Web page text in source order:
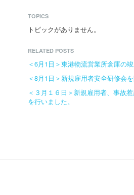
TOPICS
トピックがありません。
RELATED POSTS
＜6月1日＞東港物流営業所倉庫の
＜8月1日＞新規雇用者安全研修会
＜３月１６日＞新規雇用者、事故
を行いました。